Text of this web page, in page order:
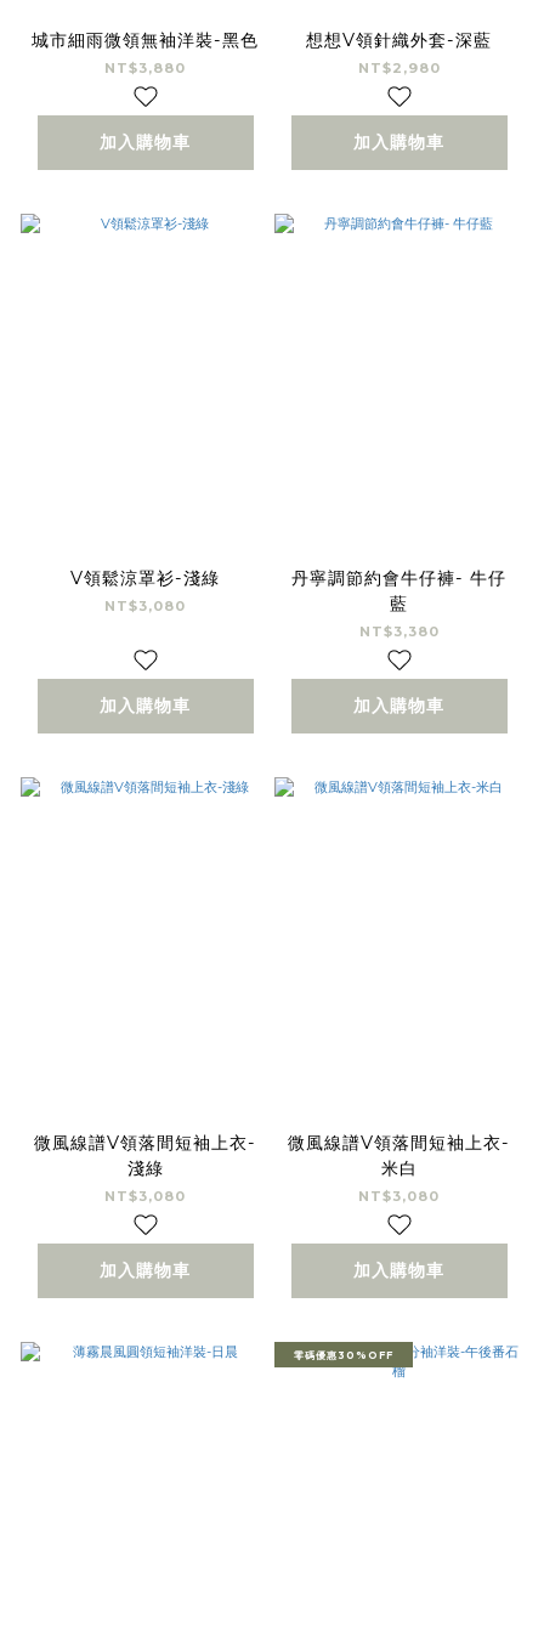
城市細雨微領無袖洋裝-黑色
NT$3,880
加入購物車
想想V領針織外套-深藍
NT$2,980
加入購物車
V領鬆涼罩衫-淺綠
NT$3,080
加入購物車
丹寧調節約會牛仔褲- 牛仔
藍
NT$3,380
加入購物車
微風線譜V領落間短袖上衣-
淺綠
NT$3,080
加入購物車
微風線譜V領落間短袖上衣-
米白
NT$3,080
加入購物車
零碼優惠30%OFF